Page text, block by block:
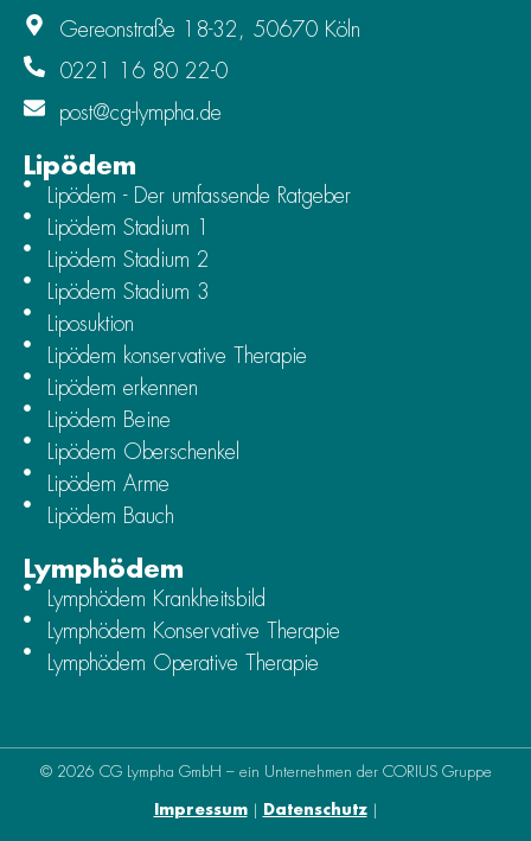
Gereonstraße 18-32, 50670 Köln
0221 16 80 22-0
post@cg-lympha.de
Lipödem
Lipödem - Der umfassende Ratgeber
Lipödem Stadium 1
Lipödem Stadium 2
Lipödem Stadium 3
Liposuktion
Lipödem konservative Therapie
Lipödem erkennen
Lipödem Beine
Lipödem Oberschenkel
Lipödem Arme
Lipödem Bauch
Lymphödem
Lymphödem Krankheitsbild
Lymphödem Konservative Therapie
Lymphödem Operative Therapie
© 2026 CG Lympha GmbH – ein Unternehmen der CORIUS Gruppe
Impressum| Datenschutz|